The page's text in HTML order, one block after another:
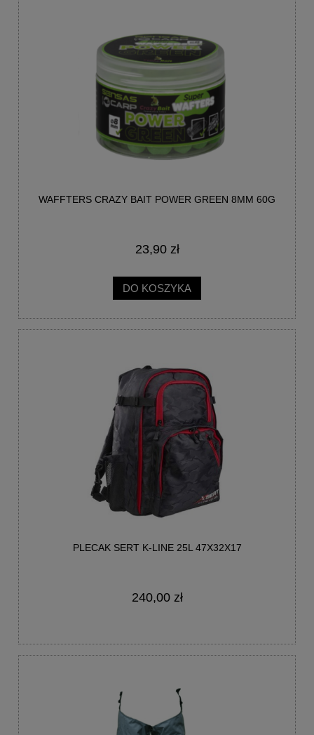
WAFFTERS CRAZY BAIT POWER GREEN 8MM 60G
23,90 zł
DO KOSZYKA
PLECAK SERT K-LINE 25L 47X32X17
240,00 zł